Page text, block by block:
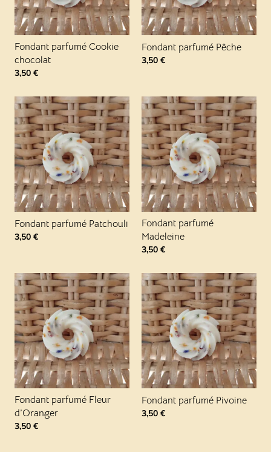
Fondant parfumé Cookie
chocolat
3,50 €
Fondant parfumé Pêche
3,50 €
Fondant parfumé Patchouli
3,50 €
Fondant parfumé
Madeleine
3,50 €
Fondant parfumé Fleur
d’Oranger
3,50 €
Fondant parfumé Pivoine
3,50 €